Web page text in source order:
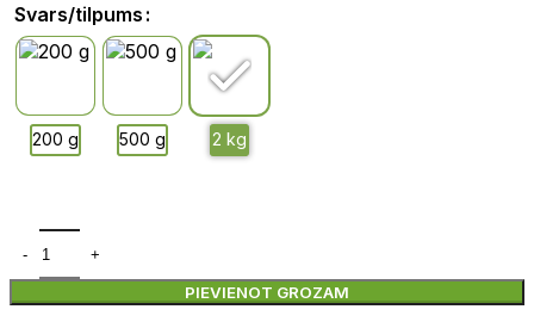
Svars/tilpums
PIEVIENOT GROZAM